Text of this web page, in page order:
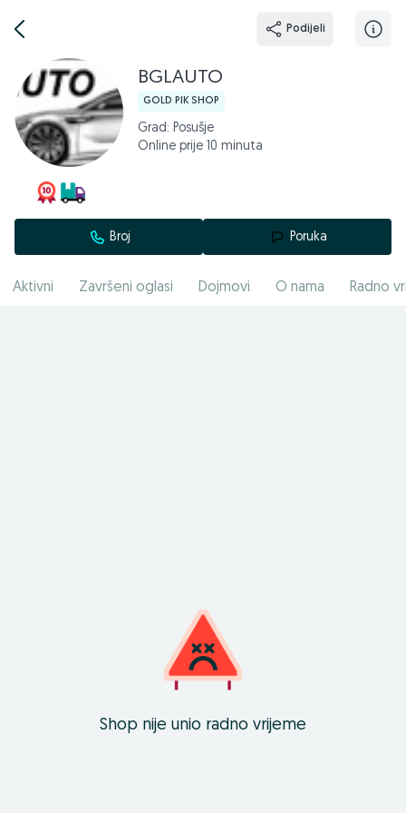
Podijeli
BGLAUTO
GOLD PIK SHOP
Grad: Posušje
Online prije 10 minuta
Broj Poruka
Aktivni Završeni oglasi Dojmovi O nama Radno
Shop nije unio radno vrijeme